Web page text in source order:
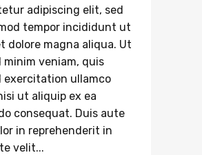
adipiscing elit, sed
tempor incididunt ut
dolore magna aliqua. Ut
minim veniam, quis
exercitation ullamco
ut aliquip ex ea
consequat. Duis aute
in reprehenderit in
velit...